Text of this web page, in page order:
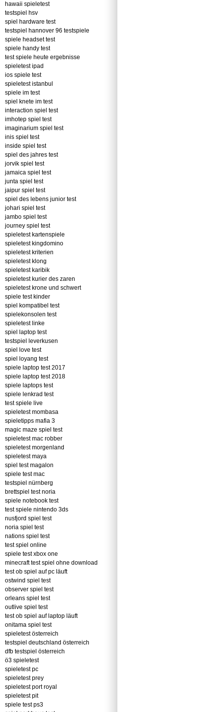
hawaii spieletest
testspiel hsv
spiel hardware test
testspiel hannover 96 testspiele
spiele headset test
spiele handy test
test spiele heute ergebnisse
spieletest ipad
ios spiele test
spieletest istanbul
spiele im test
spiel knete im test
interaction spiel test
imhotep spiel test
imaginarium spiel test
inis spiel test
inside spiel test
spiel des jahres test
jorvik spiel test
jamaica spiel test
junta spiel test
jaipur spiel test
spiel des lebens junior test
johari spiel test
jambo spiel test
journey spiel test
spieletest kartenspiele
spieletest kingdomino
spieletest kriterien
spieletest klong
spieletest karibik
spieletest kurier des zaren
spieletest krone und schwert
spiele test kinder
spiel kompatibel test
spielekonsolen test
spieletest linke
spiel laptop test
testspiel leverkusen
spiel love test
spiel loyang test
spiele laptop test 2017
spiele laptop test 2018
spiele laptops test
spiele lenkrad test
test spiele live
spieletest mombasa
spieletipps mafia 3
magic maze spiel test
spieletest mac robber
spieletest morgenland
spieletest maya
spiel test magalon
spiele test mac
testspiel nürnberg
brettspiel test noria
spiele notebook test
test spiele nintendo 3ds
nusfjord spiel test
noria spiel test
nations spiel test
test spiel online
spiele test xbox one
minecraft test spiel ohne download
test ob spiel auf pc läuft
ostwind spiel test
observer spiel test
orleans spiel test
outlive spiel test
test ob spiel auf laptop läuft
onitama spiel test
spieletest österreich
testspiel deutschland österreich
dfb testspiel österreich
ö3 spieletest
spieletest pc
spieletest prey
spieletest port royal
spieletest pit
spiele test ps3